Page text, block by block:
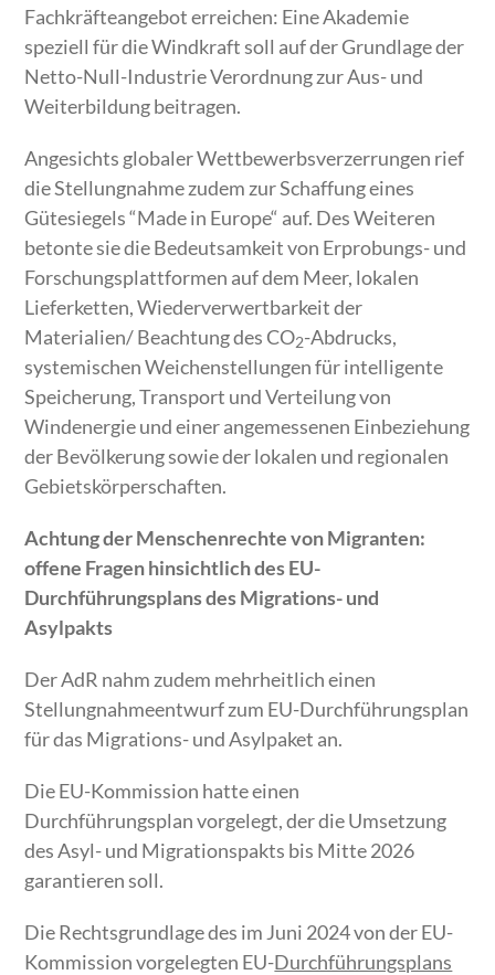
Fachkräfteangebot erreichen: Eine Akademie
speziell für die Windkraft soll auf der Grundlage der
Netto-Null-Industrie Verordnung zur Aus- und
Weiterbildung beitragen.
Angesichts globaler Wettbewerbsverzerrungen rief
die Stellungnahme zudem zur Schaffung eines
Gütesiegels “Made in Europe“ auf. Des Weiteren
betonte sie die Bedeutsamkeit von Erprobungs- und
Forschungsplattformen auf dem Meer, lokalen
Lieferketten, Wiederverwertbarkeit der
Materialien/ Beachtung des CO2-Abdrucks,
systemischen Weichenstellungen für intelligente
Speicherung, Transport und Verteilung von
Windenergie und einer angemessenen Einbeziehung
der Bevölkerung sowie der lokalen und regionalen
Gebietskörperschaften.
Achtung der Menschenrechte von Migranten:
offene Fragen hinsichtlich des EU-
Durchführungsplans des Migrations- und
Asylpakts
Der AdR nahm zudem mehrheitlich einen
Stellungnahmeentwurf zum EU-Durchführungsplan
für das Migrations- und Asylpaket an.
Die EU-Kommission hatte einen
Durchführungsplan vorgelegt, der die Umsetzung
des Asyl- und Migrationspakts bis Mitte 2026
garantieren soll.
Die Rechtsgrundlage des im Juni 2024 von der EU-
Kommission vorgelegten EU-Durchführungsplans